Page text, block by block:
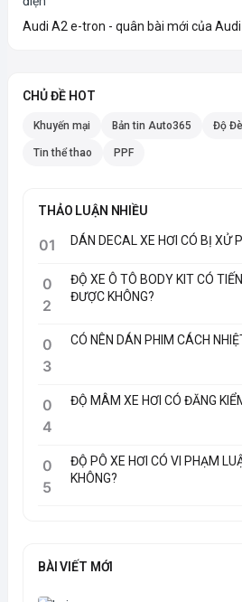
Audi A2 e-tron - quân bài mới của Audi
CHỦ ĐỀ HOT
Khuyến mại Bản tin Auto365 Độ
Tin thể thao PPF
THẢO LUẬN NHIỀU
01 DÁN DECAL XE HƠI CÓ BỊ XỬ
0
2
ĐỘ XE Ô TÔ BODY KIT CÓ
ĐƯỢC KHÔNG?
0
3
CÓ NÊN DÁN PHIM CÁCH
0
4
ĐỘ MÂM XE HƠI CÓ ĐĂNG
0
5
ĐỘ PÔ XE HƠI CÓ VI PHẠM
KHÔNG?
BÀI VIẾT MỚI